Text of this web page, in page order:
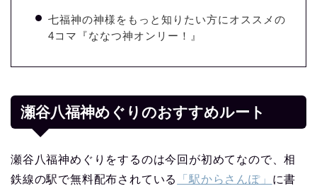
七福神の神様をもっと知りたい方にオススメの
4コマ『ななつ神オンリー！』
瀬谷八福神めぐりのおすすめルート
瀬谷八福神めぐりをするのは今回が初めてなので、相
鉄線の駅で無料配布されている
「駅からさんぽ」 に書